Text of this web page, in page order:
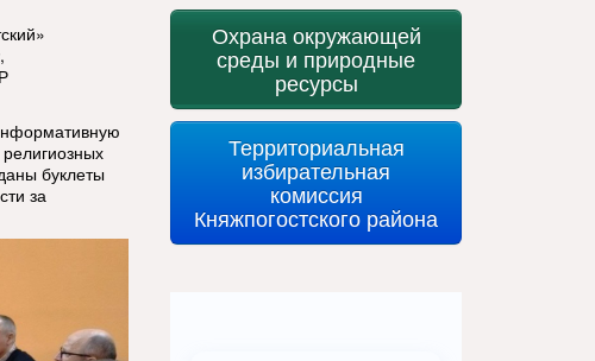
буклеты
за
Охрана окружающей
среды и природные
ресурсы
Территориальная
избирательная
комиссия
Княжпогостского района